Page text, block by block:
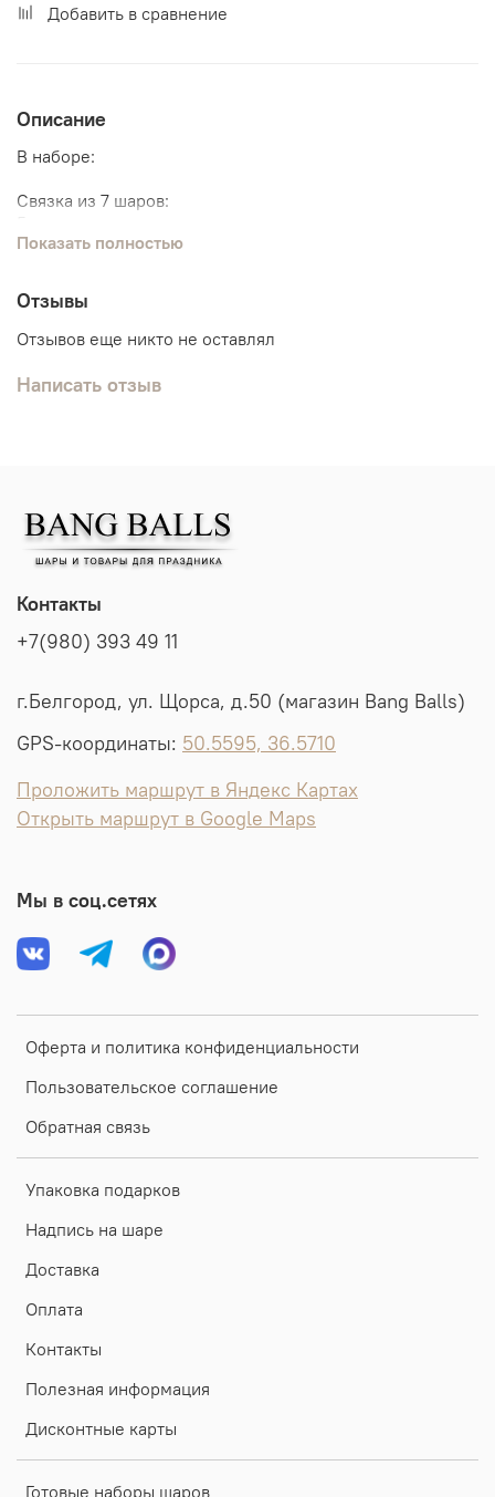
Добавить в сравнение
Описание
В наборе:
Связка из 7 шаров:
2 с конфетти
Показать полностью
Отзывы
Отзывов еще никто не оставлял
Написать отзыв
Оферта и политика конфиденциальности
Пользовательское соглашение
Обратная связь
Упаковка подарков
Надпись на шаре
Доставка
Оплата
Контакты
Полезная информация
Дисконтные карты
Готовые наборы шаров
Контакты
+7(980) 393 49 11
г.Белгород, ул. Щорса, д.50 (магазин Bang Balls)
GPS-координаты: 50.5595, 36.5710
Проложить маршрут в Яндекс Картах
Открыть маршрут в Google Maps
Мы в соц.сетях